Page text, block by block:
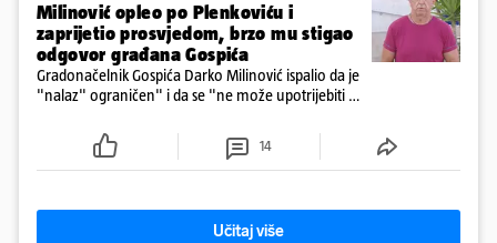
Milinović opleo po Plenkoviću i
zaprijetio prosvjedom, brzo mu stigao
odgovor građana Gospića
Gradonačelnik Gospića Darko Milinović ispalio da je
"nalaz" ograničen" i da se "ne može upotrijebiti za
ga je naručio Uskok i da je dio spisa
14
Učitaj više